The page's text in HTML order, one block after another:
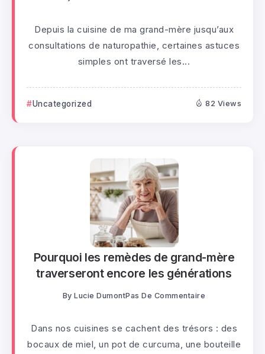
Depuis la cuisine de ma grand-mère jusqu’aux
consultations de naturopathie, certaines astuces
simples ont traversé les...
Uncategorized 82 Views
Pourquoi les remèdes de grand-mère
traverseront encore les générations
By Lucie DumontPas De Commentaire
Dans nos cuisines se cachent des trésors : des
bocaux de miel, un pot de curcuma, une bouteille